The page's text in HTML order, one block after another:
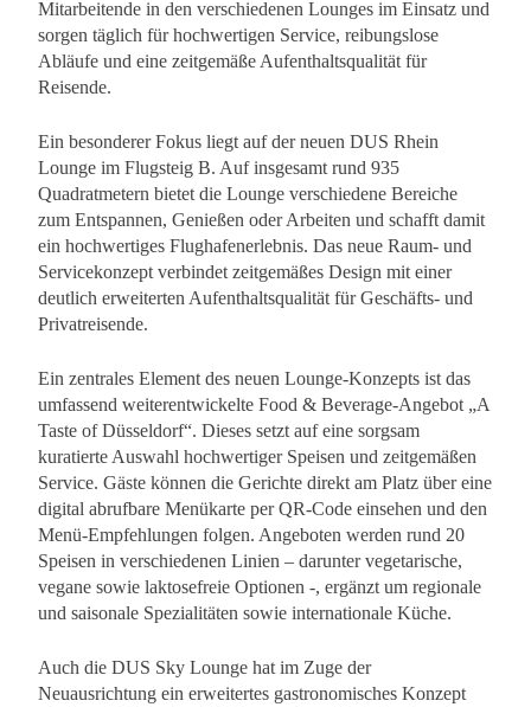
Mitarbeitende in den verschiedenen Lounges im Einsatz und
sorgen täglich für hochwertigen Service, reibungslose
Abläufe und eine zeitgemäße Aufenthaltsqualität für
Reisende.
Ein besonderer Fokus liegt auf der neuen DUS Rhein
Lounge im Flugsteig B. Auf insgesamt rund 935
Quadratmetern bietet die Lounge verschiedene Bereiche
zum Entspannen, Genießen oder Arbeiten und schafft damit
ein hochwertiges Flughafenerlebnis. Das neue Raum- und
Servicekonzept verbindet zeitgemäßes Design mit einer
deutlich erweiterten Aufenthaltsqualität für Geschäfts- und
Privatreisende.
Ein zentrales Element des neuen Lounge-Konzepts ist das
umfassend weiterentwickelte Food & Beverage-Angebot „A
Taste of Düsseldorf“. Dieses setzt auf eine sorgsam
kuratierte Auswahl hochwertiger Speisen und zeitgemäßen
Service. Gäste können die Gerichte direkt am Platz über eine
digital abrufbare Menükarte per QR-Code einsehen und den
Menü-Empfehlungen folgen. Angeboten werden rund 20
Speisen in verschiedenen Linien – darunter vegetarische,
vegane sowie laktosefreie Optionen -, ergänzt um regionale
und saisonale Spezialitäten sowie internationale Küche.
Auch die DUS Sky Lounge hat im Zuge der
Neuausrichtung ein erweitertes gastronomisches Konzept